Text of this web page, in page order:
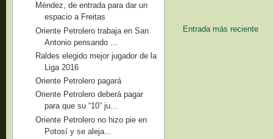
Entrada más reciente
Méndez, de entrada para dar un
espacio a Freitas
Oriente Petrolero trabaja en San
Antonio pensando ...
Raldes elegido mejor jugador de la
Liga 2016
Oriente Petrolero pagará
Oriente Petrolero deberá pagar
para que su “10” ju...
Oriente Petrolero no hizo pie en
Potosí y se aleja...